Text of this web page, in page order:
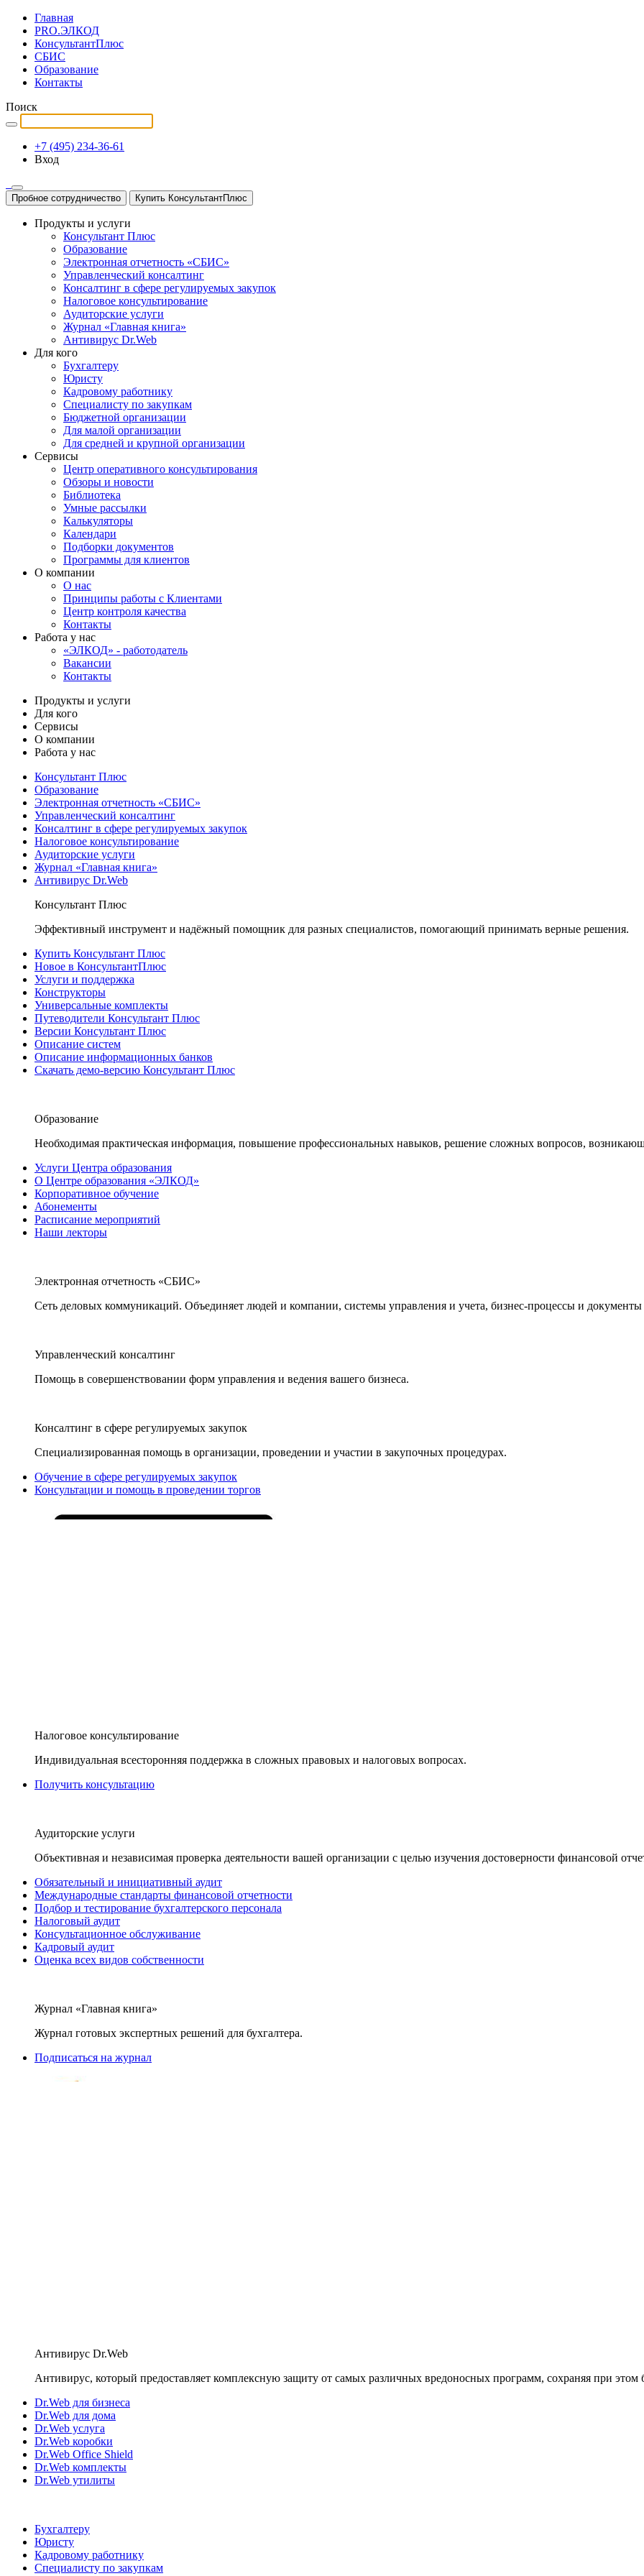
Главная
PRO.ЭЛКОД
КонсультантПлюс
СБИС
Образование
Контакты
Поиск
+7 (495) 234-36-61
Вход
Пробное сотрудничество Купить КонсультантПлюс
Продукты и услуги
Консультант Плюс
Образование
Электронная отчетность «СБИС»
Управленческий консалтинг
Консалтинг в сфере регулируемых закупок
Налоговое консультирование
Аудиторские услуги
Журнал «Главная книга»
Антивирус Dr.Web
Для кого
Бухгалтеру
Юристу
Кадровому работнику
Специалисту по закупкам
Бюджетной организации
Для малой организации
Для средней и крупной организации
Сервисы
Центр оперативного консультирования
Обзоры и новости
Библиотека
Умные рассылки
Калькуляторы
Календари
Подборки документов
Программы для клиентов
О компании
О нас
Принципы работы с Клиентами
Центр контроля качества
Контакты
Работа у нас
«ЭЛКОД» - работодатель
Вакансии
Контакты
Продукты и услуги
Для кого
Сервисы
О компании
Работа у нас
Консультант Плюс
Образование
Электронная отчетность «СБИС»
Управленческий консалтинг
Консалтинг в сфере регулируемых закупок
Налоговое консультирование
Аудиторские услуги
Журнал «Главная книга»
Антивирус Dr.Web
Консультант Плюс
Эффективный инструмент и надёжный помощник для разных специалистов, помогающий принимать верные решения.
Купить Консультант Плюс
Новое в КонсультантПлюс
Услуги и поддержка
Конструкторы
Универсальные комплекты
Путеводители Консультант Плюс
Версии Консультант Плюс
Описание систем
Описание информационных банков
Скачать демо-версию Консультант Плюс
Образование
Необходимая практическая информация, повышение профессиональных навыков, решение сложных вопросов,
Услуги Центра образования
О Центре образования «ЭЛКОД»
Корпоративное обучение
Абонементы
Расписание мероприятий
Наши лекторы
Электронная отчетность «СБИС»
Сеть деловых коммуникаций. Объединяет людей и компании, системы управления и учета, бизнес-процессы и документы
Управленческий консалтинг
Помощь в совершенствовании форм управления и ведения вашего бизнеса.
Консалтинг в сфере регулируемых закупок
Специализированная помощь в организации, проведении и участии в закупочных процедурах.
Обучение в сфере регулируемых закупок
Консультации и помощь в проведении торгов
Налоговое консультирование
Индивидуальная всесторонняя поддержка в сложных правовых и налоговых вопросах.
Получить консультацию
Аудиторские услуги
Объективная и независимая проверка деятельности вашей организации с целью изучения достоверности финансовой
Обязательный и инициативный аудит
Международные стандарты финансовой отчетности
Подбор и тестирование бухгалтерского персонала
Налоговый аудит
Консультационное обслуживание
Кадровый аудит
Оценка всех видов собственности
Журнал «Главная книга»
Журнал готовых экспертных решений для бухгалтера.
Подписаться на журнал
Антивирус Dr.Web
Антивирус, который предоставляет комплексную защиту от самых различных вредоносных программ, сохраняя при этом
Dr.Web для бизнеса
Dr.Web для дома
Dr.Web услуга
Dr.Web коробки
Dr.Web Office Shield
Dr.Web комплекты
Dr.Web утилиты
Бухгалтеру
Юристу
Кадровому работнику
Специалисту по закупкам